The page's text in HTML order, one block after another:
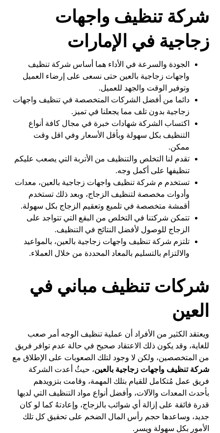
شركة تنظيف واجهات
زجاجية في الإمارات
الجودة والسرعة في الأداء هما أساس شركة تنظيف
واجهات زجاجية بالعين حتى نسعى على إرضاء العميل
وتوفير الوقت والجهد للعميل.
دائما من أفضل الشركات المتخصصة في تنظيف واجهات
زجاجية بدون تلف مما يجعلنا في تميز.
اكتساب الشركة شهادات خبرة في مجال كافة أنواع
التنظيف بكل سهولة وبأقل الأسعار وفي اقل وقت
ممكن.
تقدم لنا التخلص والتنظيف من الأتربة التي يصعب عليكم
تنظيفها على أكمل وجه.
تستخدم م شركة تنظيف واجهات زجاجية بالعين، معدات
وأدوات مخصصة لتنظيف الزجاج، وبعد ذلك تستخدم
أقمشة متخصصة في تلميع وتعقيم الزجاج بكل سهولة.
تتمكن شركتنا في التخلص من البقع التي تتواجد على
الزجاج للوصول لأفضل النتائج في التنظيف.
تلتزم شركة تنظيف واجهات زجاجية بالعين، بالمواعيد
والالتزام بالتسليم بالمعاد المحددة من خلال العملاء.
شركات تنظيف مباني في
العين
ويعتقد الكثير من الأفراد أن عملية تنظيف الوجه أمر صعب
للغاية، وقد يكون ذلك الاعتقاد صحيح في حالة عدم توافر فريق
من المتخصصين، ولكن لا وجود لتلك الصعوبات على الإطلاق مع
شركة تنظيف واجهات زجاجية بالعين، حيثُ أعدت الشركة
فريق عمل مُتكامل للقيام بتلك المهمة، وقامت بتزويدهم
بأحدث المعدات والآلات، وأفضل أنواع مواد التنظيف التي لديها
قدرة فائقة على إزالة أي شوائب بالزجاج، وإعادتهُ كما لو كان
جديد، وساعدها حجم رأس المال الضخم على تحقيق كل تلك
الأمور بكل سهولة ويسر.